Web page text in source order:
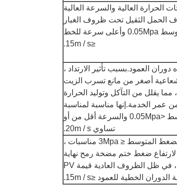
الحرارة العالية والسرعة العالية
الحمل الثقيل تحت ظروف الغبار
والضغط المتوسط ​​0.05Mpa وأعلى سرعة للخط
≤15m / s.
دوران العمود.بسبب تأثير الارتداد ،
أصغر من مانع تسرب الزيت
، مما يقلل من التآكل وتوليد الحرارة
عمر الخدمة.إنها مناسبة لمناسبة
الضغط المتوسط ​​<0.05Mpa والسرعة أقل من أو
تساوي 20m / s.
مناسبة للضغط المتوسط ​​≤ 3Mpa مناسبات ،
لارتفاع ضغط ختم مضخة رمح نهاية
النفط ، في ظل الظروف العادية قيمة PV